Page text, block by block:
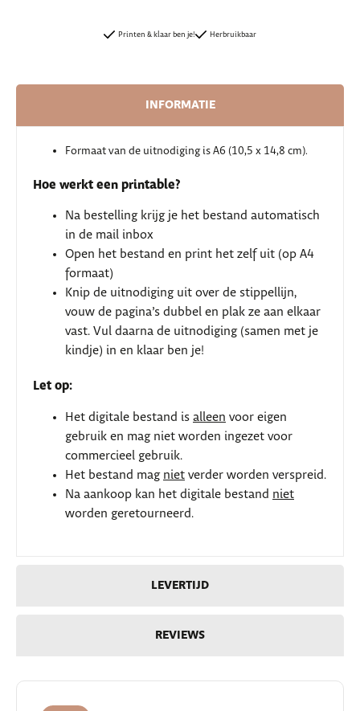
Printen & klaar ben je! Herbruikbaar
INFORMATIE
LEVERTIJD
REVIEWS
Formaat van de uitnodiging is A6 (10,5 x 14,8 cm).
Hoe werkt een printable?
Na bestelling krijg je het bestand automatisch
in de mail inbox
Open het bestand en print het zelf uit (op A4
formaat)
Knip de uitnodiging uit over de stippellijn,
vouw de pagina’s dubbel en plak ze aan elkaar
vast. Vul daarna de uitnodiging (samen met je
kindje) in en klaar ben je!
Let op:
Het digitale bestand is alleen voor eigen
gebruik en mag niet worden ingezet voor
commercieel gebruik.
Het bestand mag niet verder worden verspreid.
Na aankoop kan het digitale bestand niet
worden geretourneerd.